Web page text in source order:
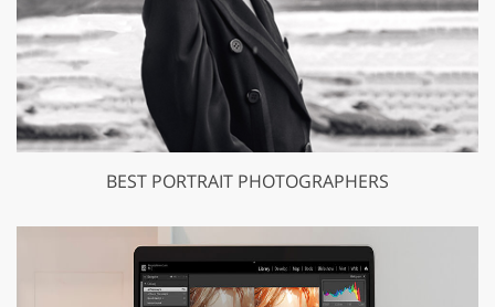
BEST PORTRAIT PHOTOGRAPHERS